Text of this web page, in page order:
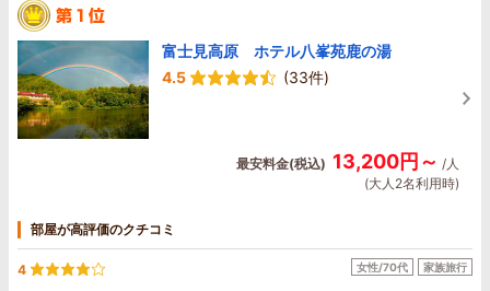
富士見高原 ホテル八峯苑鹿の湯
4.5
(33件)
最安料金(税込) 13,200円～ /人
(大人2名利用時)
部屋が高評価のクチコミ
4
女性/70代 家族旅行